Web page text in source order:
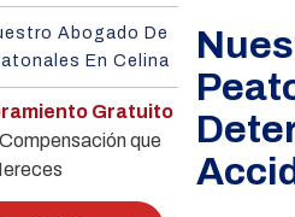
Abogado De
En Celina
Gratuito
que